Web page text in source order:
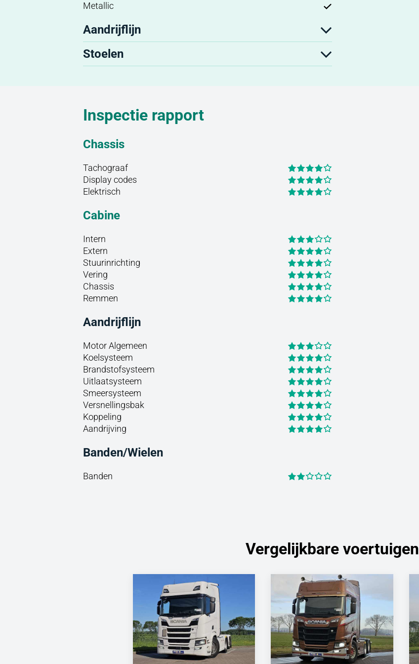
Metallic
Aandrijflijn
Stoelen
Inspectie rapport
Chassis
Tachograaf
Display codes
Elektrisch
Cabine
Intern
Extern
Stuurinrichting
Vering
Chassis
Remmen
Aandrijflijn
Motor Algemeen
Koelsysteem
Brandstofsysteem
Uitlaatsysteem
Smeersysteem
Versnellingsbak
Koppeling
Aandrijving
Banden/Wielen
Banden
Vergelijkbare voertuigen